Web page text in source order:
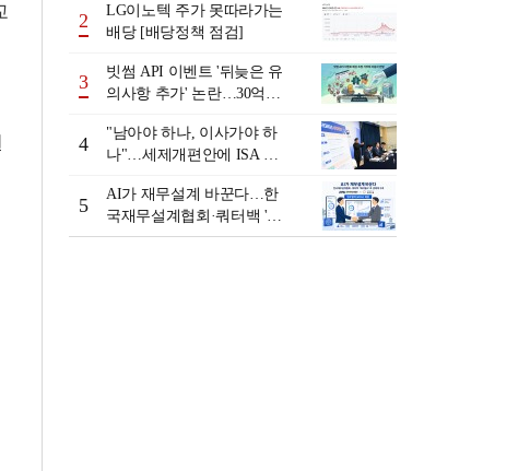
2
LG이노텍 주가 못따라가는
배당 [배당정책 점검]
3
빗썸 API 이벤트 '뒤늦은 유
의사항 추가' 논란…30억원
발
4
"남아야 하나, 이사가야 하
나"…세제개편안에 ISA 투
5
AI가 재무설계 바꾼다…한
국재무설계협회·쿼터백 '베
러웰스'로 생태계 구축